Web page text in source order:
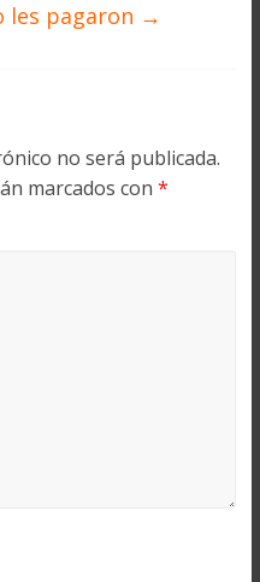
les pagaron →
no será publicada.
marcados con *